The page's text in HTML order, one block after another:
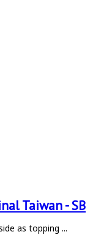
Taiwan - SB
as topping ...